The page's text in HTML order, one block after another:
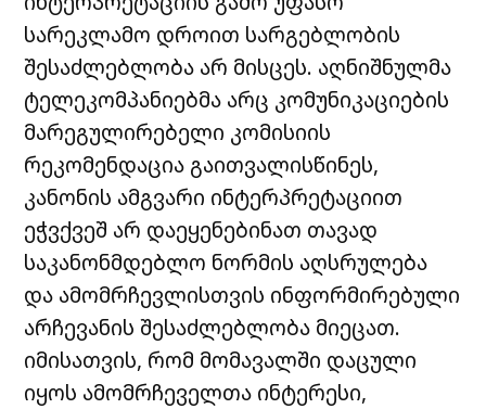
სარეკლამო დროით სარგებლობის
შესაძლებლობა არ მისცეს. აღნიშნულმა
ტელეკომპანიებმა არც კომუნიკაციების
მარეგულირებელი კომისიის
რეკომენდაცია გაითვალისწინეს,
კანონის ამგვარი ინტერპრეტაციით
ეჭვქვეშ არ დაეყენებინათ თავად
საკანონმდებლო ნორმის აღსრულება
და ამომრჩევლისთვის ინფორმირებული
არჩევანის შესაძლებლობა მიეცათ.
იმისათვის, რომ მომავალში დაცული
იყოს ამომრჩეველთა ინტერესი,